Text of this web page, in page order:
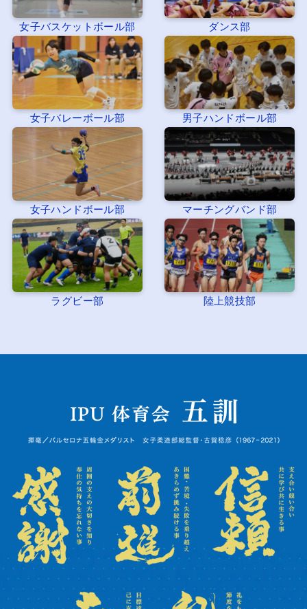
女子バスケットボール部 ダンス部
女子バレーボール部 男子ハンドボール部
女子ハンドボール部 マーチングバンド部
ラグビー部 陸上競技部